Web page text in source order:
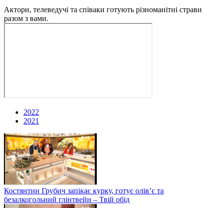
Актори, телеведучі та співаки готують різноманітні страви
разом з вами.
2022
2021
Костянтин Грубич запікає курку, готує олів’є та
безалкогольний глінтвейн – Твій обід